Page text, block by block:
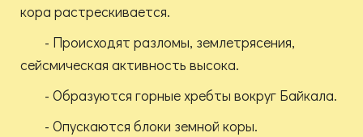
кора растрескивается.
- Происходят разломы, землетрясения,
сейсмическая активность высока.
- Образуются горные хребты вокруг Байкала.
- Опускаются блоки земной коры.